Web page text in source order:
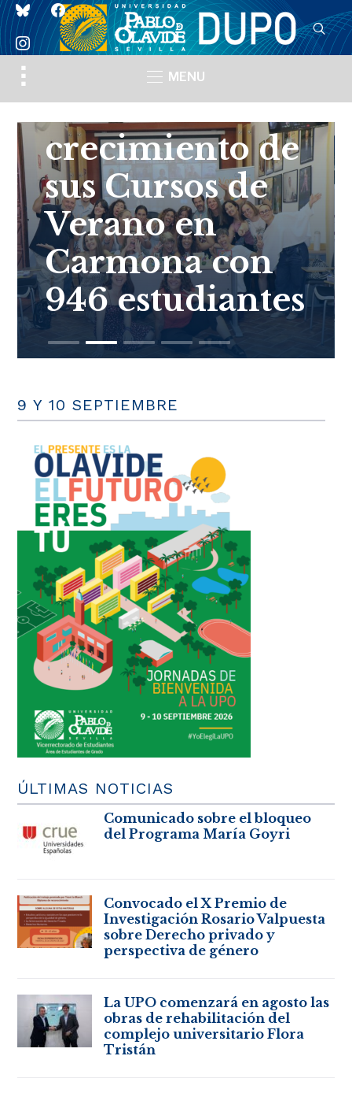
blueskyfacebook
instagram
Toggle
sidebar
navigation
MENU
9 Y 10 SEPTIEMBRE
CURSOS DE VERANO
La UPO
consolida el
crecimiento de
sus Cursos de
Verano en
Carmona con
946 estudiantes
ÚLTIMAS NOTICIAS
Comunicado sobre el bloqueo
del Programa María Goyri
Convocado el X Premio de
Investigación Rosario Valpuesta
sobre Derecho privado y
perspectiva de género
La UPO comenzará en agosto las
obras de rehabilitación del
complejo universitario Flora
Tristán